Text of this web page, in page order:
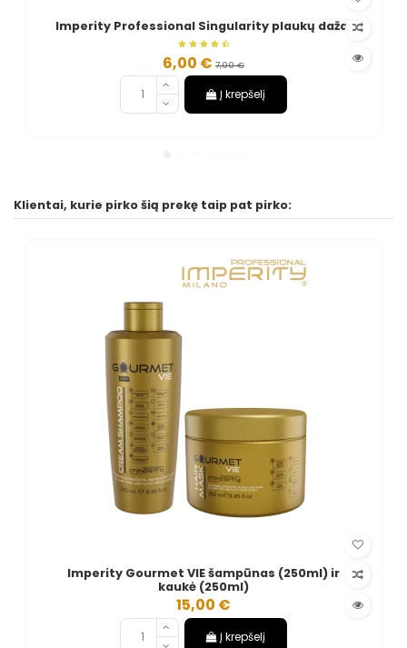
Imperity Professional Singularity plaukų dažai
6,00 € 7,00 €
Į krepšelį
Klientai, kurie pirko šią prekę taip pat pirko:
Imperity Gourmet VIE šampūnas (250ml) ir
kaukė (250ml)
15,00 €
Į krepšelį